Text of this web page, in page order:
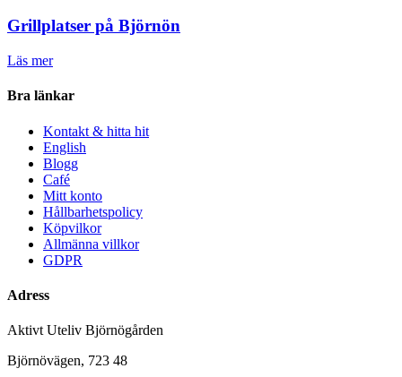
Grillplatser på Björnön
Läs mer
Bra länkar
Kontakt & hitta hit
English
Blogg
Café
Mitt konto
Hållbarhetspolicy
Köpvilkor
Allmänna villkor
GDPR
Adress
Aktivt Uteliv Björnögården
Björnövägen, 723 48